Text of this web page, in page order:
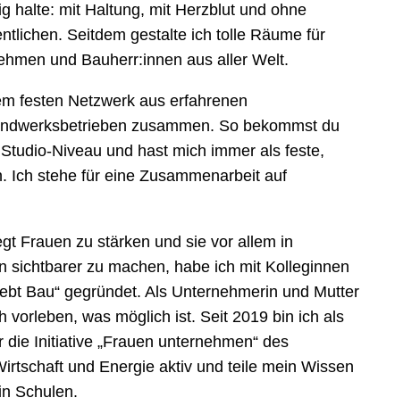
halte: mit Haltung, mit Herzblut und ohne
Seitdem gestalte ich tolle Räume für
und Bauherr:innen aus aller Welt.
festen Netzwerk aus erfahrenen
zusammen. So bekommst du
Niveau und hast mich immer als feste,
Ich stehe für eine Zusammenarbeit auf
Frauen zu stärken und sie vor allem in
sichtbarer zu machen, habe ich mit Kolleginnen
Bau“ gegründet. Als Unternehmerin und Mutter
vorleben, was möglich ist. Seit 2019 bin ich als
Initiative „Frauen unternehmen“ des
und Energie aktiv und teile mein Wissen
Schulen.